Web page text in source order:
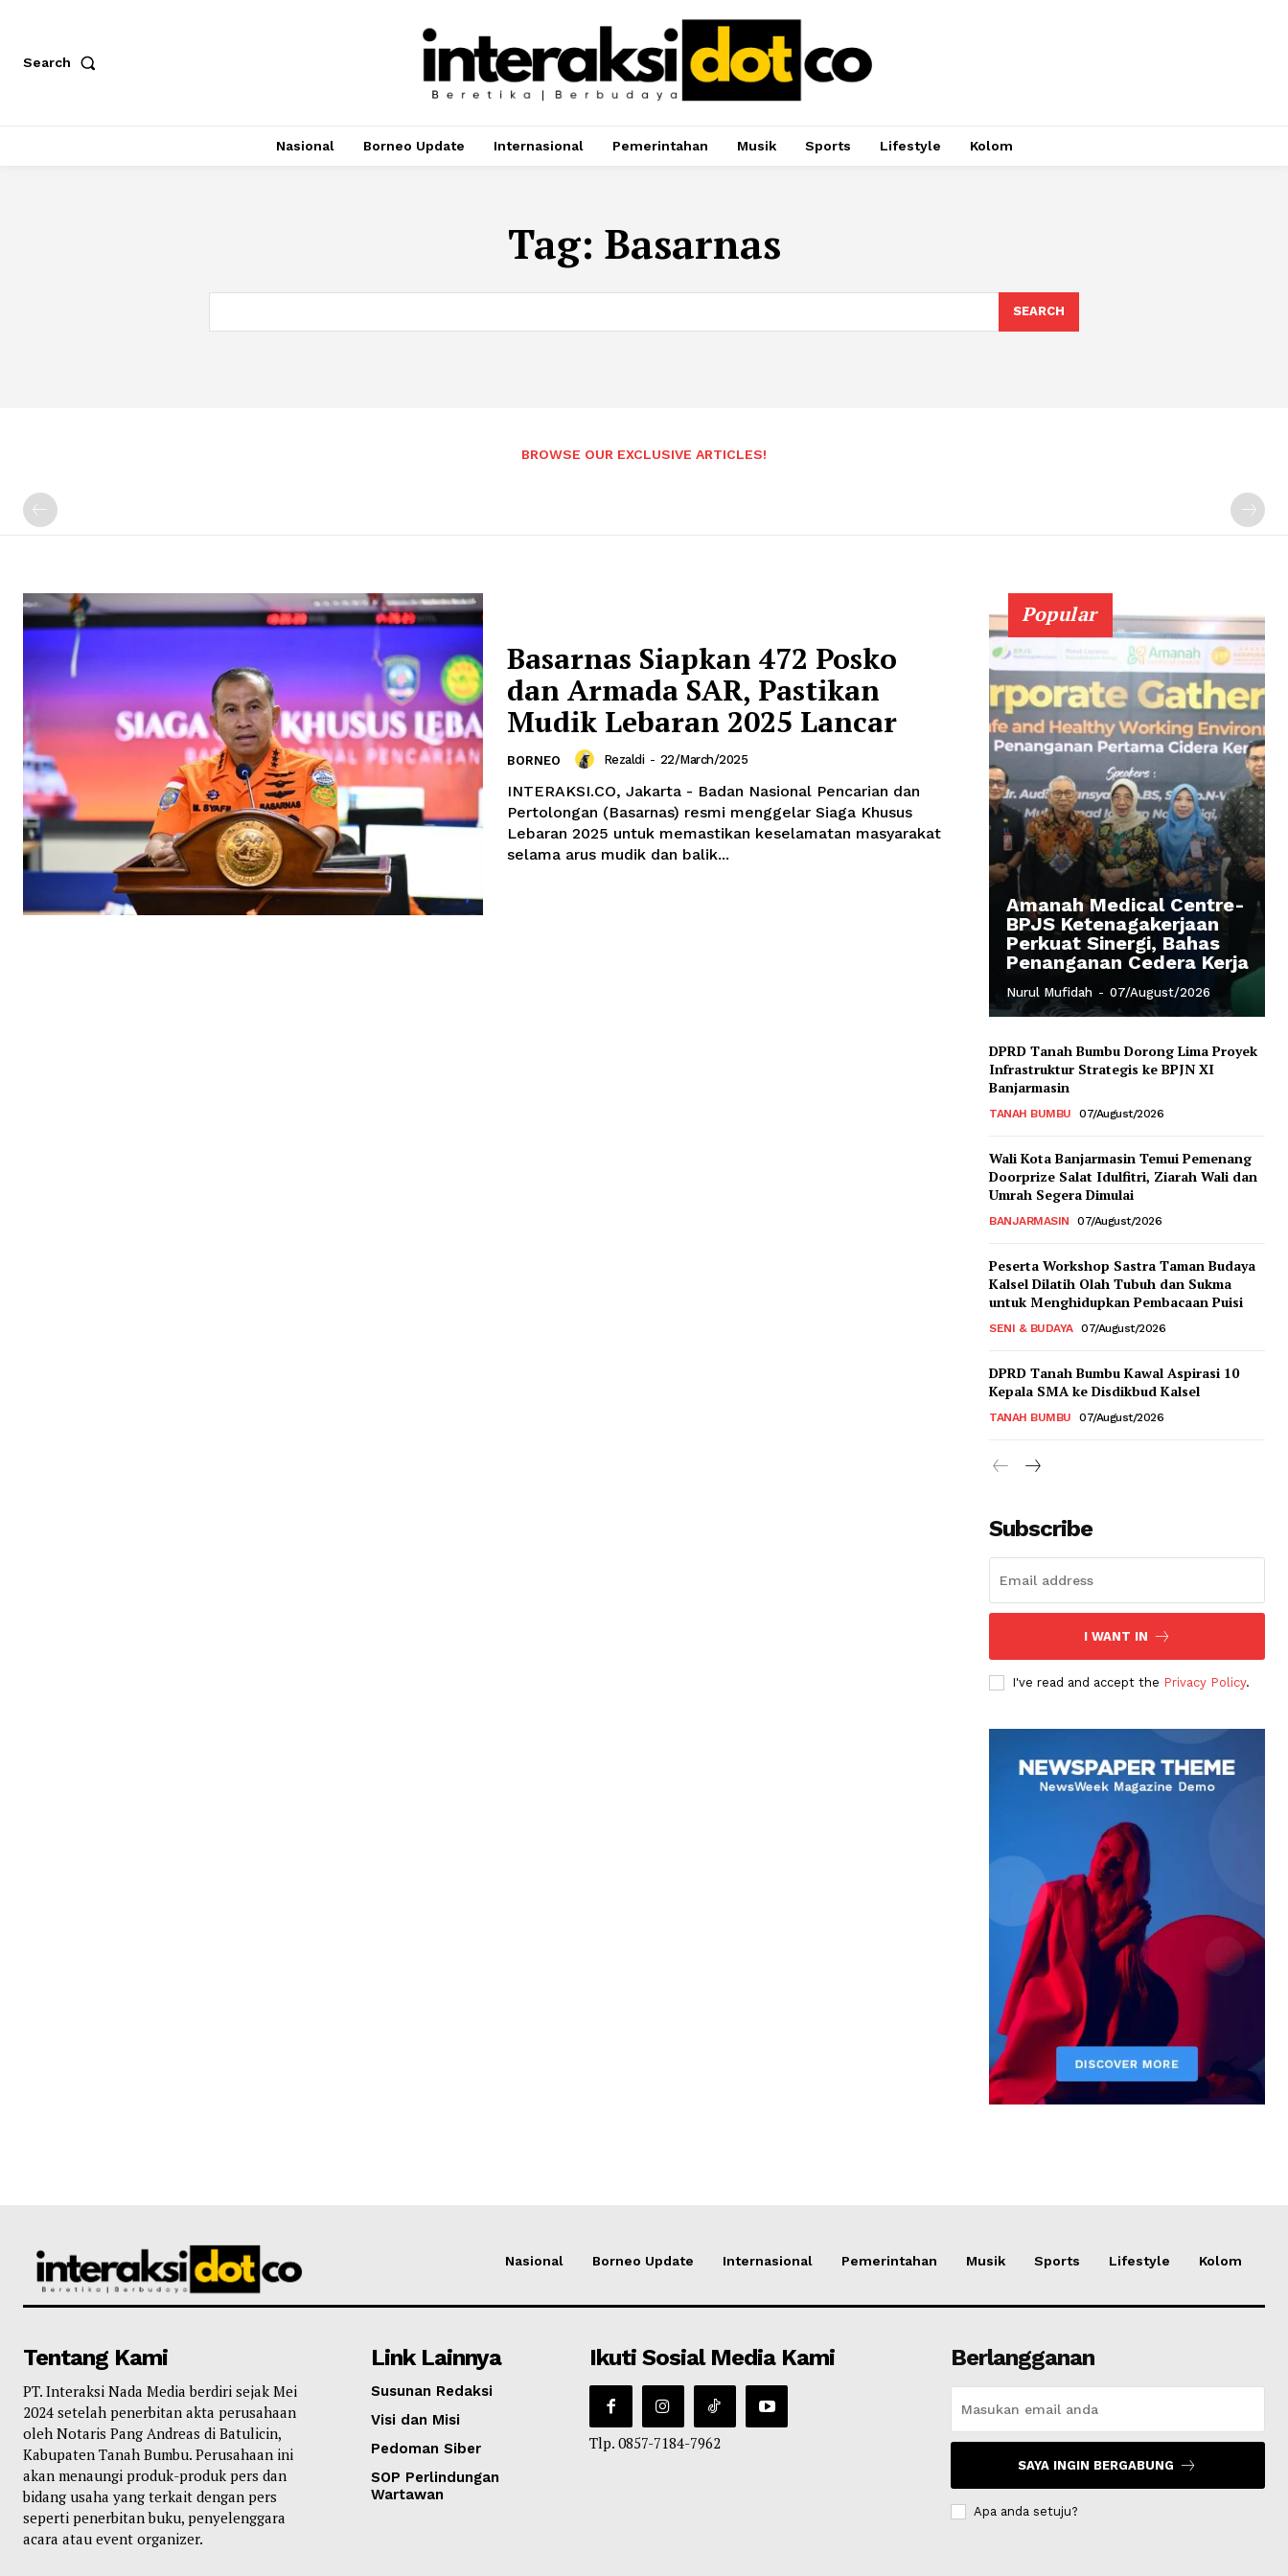
Search
Nasional Borneo Update Internasional Pemerintahan Musik Sports Lifestyle Kolom
Tag: Basarnas
SEARCH
BROWSE OUR EXCLUSIVE ARTICLES!
Basarnas Siapkan 472 Posko
dan Armada SAR, Pastikan
Mudik Lebaran 2025 Lancar
BORNEO Rezaldi - 22/March/2025
INTERAKSI.CO, Jakarta - Badan Nasional Pencarian dan
Pertolongan (Basarnas) resmi menggelar Siaga Khusus
Lebaran 2025 untuk memastikan keselamatan masyarakat
selama arus mudik dan balik...
Popular
Amanah Medical Centre-
BPJS Ketenagakerjaan
Perkuat Sinergi, Bahas
Penanganan Cedera Kerja
Nurul Mufidah - 07/August/2026
DPRD Tanah Bumbu Dorong Lima Proyek
Infrastruktur Strategis ke BPJN XI
Banjarmasin
TANAH BUMBU 07/August/2026
Wali Kota Banjarmasin Temui Pemenang
Doorprize Salat Idulfitri, Ziarah Wali dan
Umrah Segera Dimulai
BANJARMASIN 07/August/2026
Peserta Workshop Sastra Taman Budaya
Kalsel Dilatih Olah Tubuh dan Sukma
untuk Menghidupkan Pembacaan Puisi
SENI & BUDAYA 07/August/2026
DPRD Tanah Bumbu Kawal Aspirasi 10
Kepala SMA ke Disdikbud Kalsel
TANAH BUMBU 07/August/2026
Subscribe
I WANT IN
I've read and accept the Privacy Policy.
Nasional Borneo Update Internasional Pemerintahan Musik Sports Lifestyle Kolom
Tentang Kami
PT. Interaksi Nada Media berdiri sejak Mei
2024 setelah penerbitan akta perusahaan
oleh Notaris Pang Andreas di Batulicin,
Kabupaten Tanah Bumbu. Perusahaan ini
akan menaungi produk-produk pers dan
bidang usaha yang terkait dengan pers
seperti penerbitan buku, penyelenggara
acara atau event organizer.
Link Lainnya
Susunan Redaksi
Visi dan Misi
Pedoman Siber
SOP Perlindungan
Wartawan
Ikuti Sosial Media Kami
Tlp. 0857-7184-7962
Berlangganan
SAYA INGIN BERGABUNG
Apa anda setuju?